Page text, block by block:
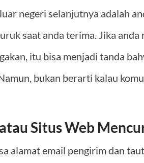
negeri selanjutnya adalah
saat anda terima. Jika
itu bisa menjadi tanda
bukan berarti kalau
Situs Web
alamat email pengirim dan